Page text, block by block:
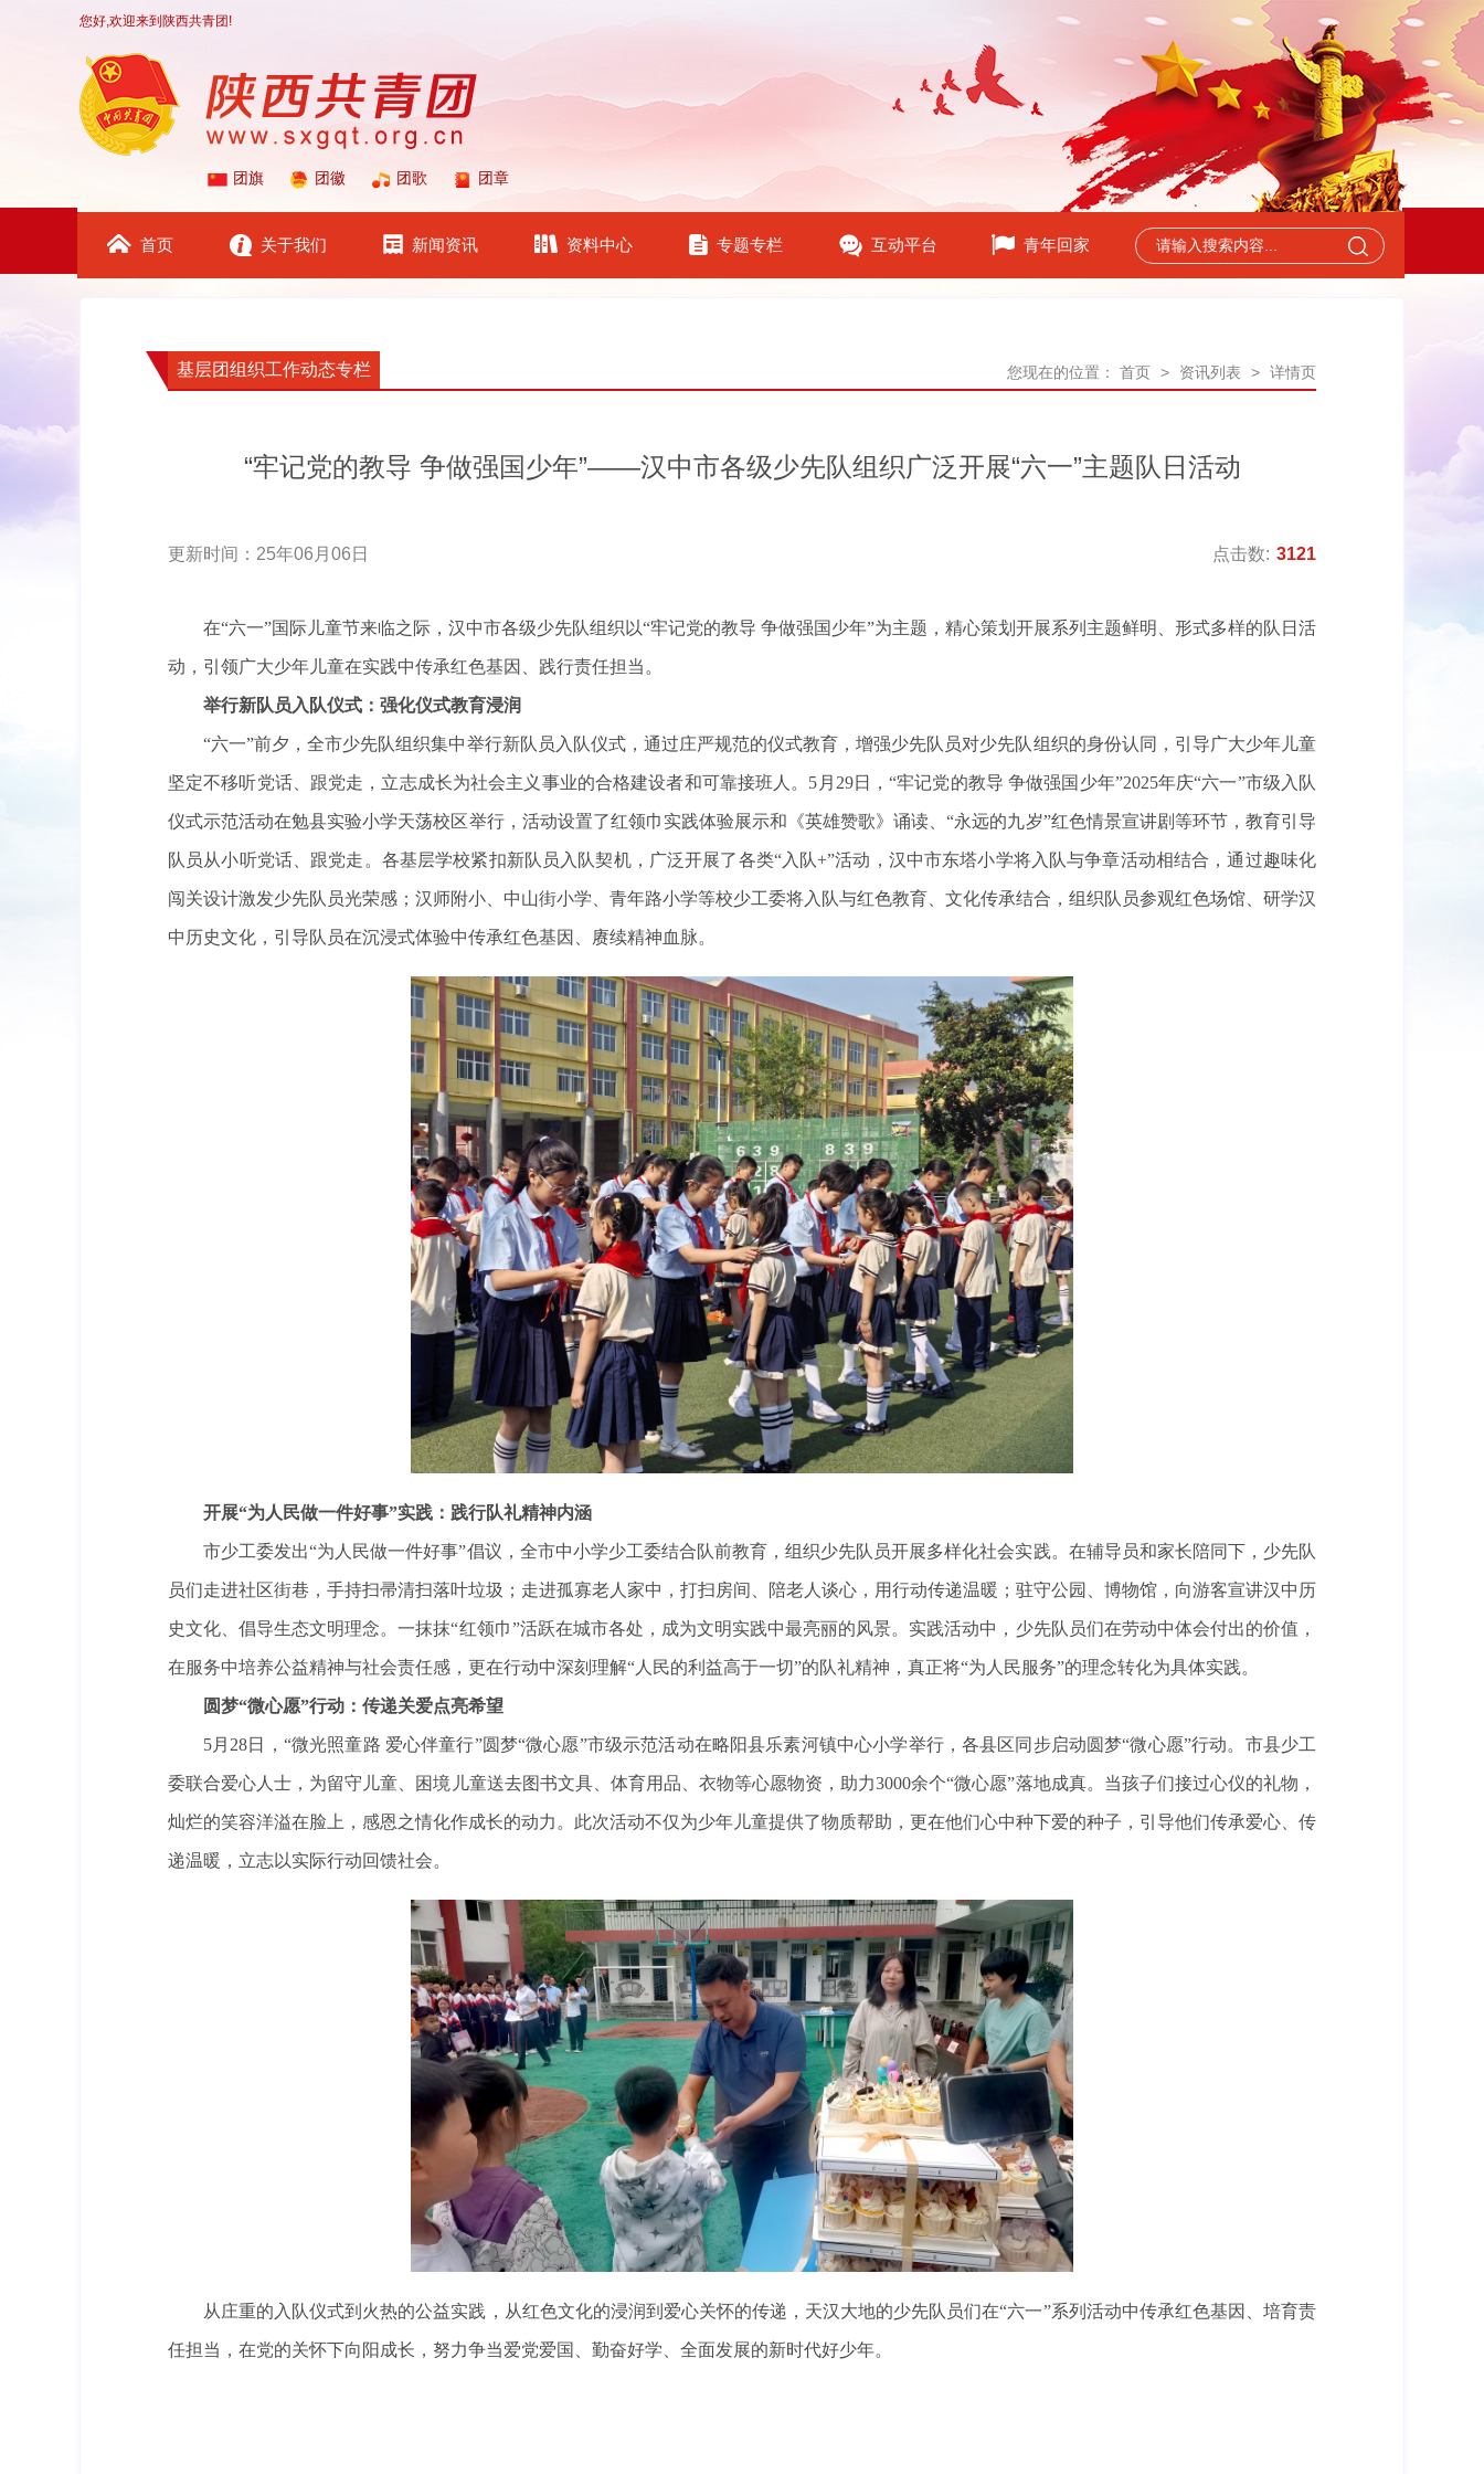
您好,欢迎来到陕西共青团!
团旗 团徽 团歌 团章
首页 关于我们 新闻资讯 资料中心 专题专栏 互动平台 青年回家
基层团组织工作动态专栏 您现在的位置： 首页 > 资讯列表 > 详情页
“牢记党的教导 争做强国少年”——汉中市各级少先队组织广泛开展“六一”主题队日活动
更新时间：25年06月06日 点击数: 3121
在“六一”国际儿童节来临之际，汉中市各级少先队组织以“牢记党的教导 争做强国少年”为主题，精心策划开展系列主题鲜明、形式多样的队日活
动，引领广大少年儿童在实践中传承红色基因、践行责任担当。
举行新队员入队仪式：强化仪式教育浸润
“六一”前夕，全市少先队组织集中举行新队员入队仪式，通过庄严规范的仪式教育，增强少先队员对少先队组织的身份认同，引导广大少年儿童
坚定不移听党话、跟党走，立志成长为社会主义事业的合格建设者和可靠接班人。5月29日，“牢记党的教导 争做强国少年”2025年庆“六一”市级入队
仪式示范活动在勉县实验小学天荡校区举行，活动设置了红领巾实践体验展示和《英雄赞歌》诵读、“永远的九岁”红色情景宣讲剧等环节，教育引导
队员从小听党话、跟党走。各基层学校紧扣新队员入队契机，广泛开展了各类“入队+”活动，汉中市东塔小学将入队与争章活动相结合，通过趣味化
闯关设计激发少先队员光荣感；汉师附小、中山街小学、青年路小学等校少工委将入队与红色教育、文化传承结合，组织队员参观红色场馆、研学汉
中历史文化，引导队员在沉浸式体验中传承红色基因、赓续精神血脉。
开展“为人民做一件好事”实践：践行队礼精神内涵
市少工委发出“为人民做一件好事”倡议，全市中小学少工委结合队前教育，组织少先队员开展多样化社会实践。在辅导员和家长陪同下，少先队
员们走进社区街巷，手持扫帚清扫落叶垃圾；走进孤寡老人家中，打扫房间、陪老人谈心，用行动传递温暖；驻守公园、博物馆，向游客宣讲汉中历
史文化、倡导生态文明理念。一抹抹“红领巾”活跃在城市各处，成为文明实践中最亮丽的风景。实践活动中，少先队员们在劳动中体会付出的价值，
在服务中培养公益精神与社会责任感，更在行动中深刻理解“人民的利益高于一切”的队礼精神，真正将“为人民服务”的理念转化为具体实践。
圆梦“微心愿”行动：传递关爱点亮希望
5月28日，“微光照童路 爱心伴童行”圆梦“微心愿”市级示范活动在略阳县乐素河镇中心小学举行，各县区同步启动圆梦“微心愿”行动。市县少工
委联合爱心人士，为留守儿童、困境儿童送去图书文具、体育用品、衣物等心愿物资，助力3000余个“微心愿”落地成真。当孩子们接过心仪的礼物，
灿烂的笑容洋溢在脸上，感恩之情化作成长的动力。此次活动不仅为少年儿童提供了物质帮助，更在他们心中种下爱的种子，引导他们传承爱心、传
递温暖，立志以实际行动回馈社会。
从庄重的入队仪式到火热的公益实践，从红色文化的浸润到爱心关怀的传递，天汉大地的少先队员们在“六一”系列活动中传承红色基因、培育责
任担当，在党的关怀下向阳成长，努力争当爱党爱国、勤奋好学、全面发展的新时代好少年。